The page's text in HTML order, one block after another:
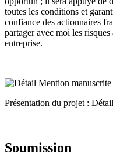
toutes les conditions et
confiance des actionnaires
partager avec moi les
entreprise.
Présentation du projet :
Soumission